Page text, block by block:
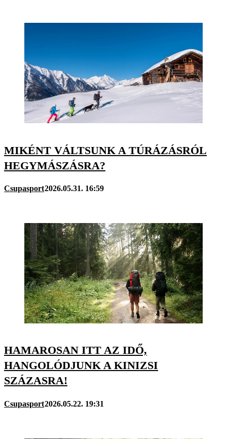
MIKÉNT VÁLTSUNK A TÚRÁZÁSRÓL
HEGYMÁSZÁSRA?
Csupasport2026.05.31. 16:59
HAMAROSAN ITT AZ IDŐ,
HANGOLÓDJUNK A KINIZSI
SZÁZASRA!
Csupasport2026.05.22. 19:31